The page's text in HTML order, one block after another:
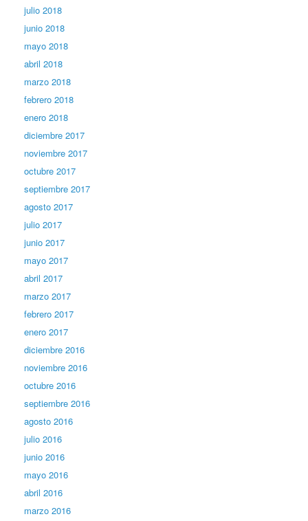
julio 2018
junio 2018
mayo 2018
abril 2018
marzo 2018
febrero 2018
enero 2018
diciembre 2017
noviembre 2017
octubre 2017
septiembre 2017
agosto 2017
julio 2017
junio 2017
mayo 2017
abril 2017
marzo 2017
febrero 2017
enero 2017
diciembre 2016
noviembre 2016
octubre 2016
septiembre 2016
agosto 2016
julio 2016
junio 2016
mayo 2016
abril 2016
marzo 2016